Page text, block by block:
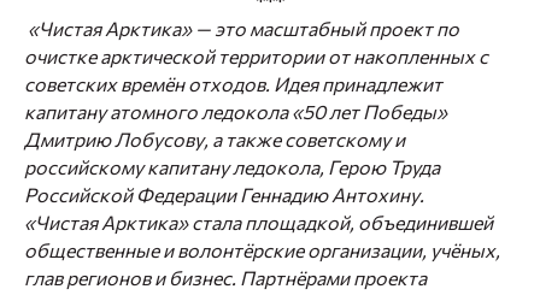
«Чистая Арктика» — это масштабный проект по
очистке арктической территории от накопленных с
советских времён отходов. Идея принадлежит
капитану атомного ледокола «50 лет Победы»
Дмитрию Лобусову, а также советскому и
российскому капитану ледокола, Герою Труда
Российской Федерации Геннадию Антохину.
«Чистая Арктика» стала площадкой, объединившей
общественные и волонтёрские организации, учёных,
глав регионов и бизнес. Партнёрами проекта